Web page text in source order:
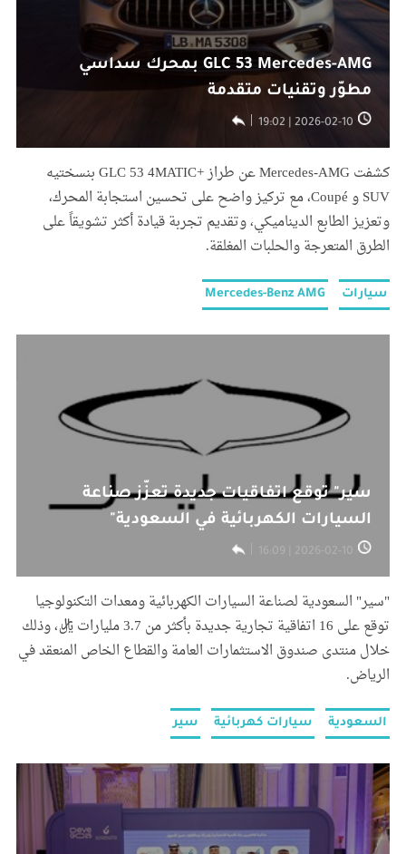
GLC 53 Mercedes-AMG بمحرك سداسي
مطوّر وتقنيات متقدمة
2026-02-10 | 19:02
كشفت Mercedes-AMG عن طراز +GLC 53 4MATIC بنسختيه
SUV و Coupé، مع تركيز واضح على تحسين استجابة المحرك،
وتعزيز الطابع الديناميكي، وتقديم تجربة قيادة أكثر تشويقاً على
الطرق المتعرجة والحلبات المغلقة.
سيارات Mercedes-Benz AMG
سير" توقع اتفاقيات جديدة تعزّز صناعة
السيارات الكهربائية في السعودية"
"سير" السعودية لصناعة السيارات الكهربائية ومعدات التكنولوجيا
توقع على 16 اتفاقية تجارية جديدة بأكثر من 3.7 مليارات ريال، وذلك
خلال منتدى صندوق الاستثمارات العامة والقطاع الخاص المنعقد في
الرياض.
السعودية سيارات كهربائية سير